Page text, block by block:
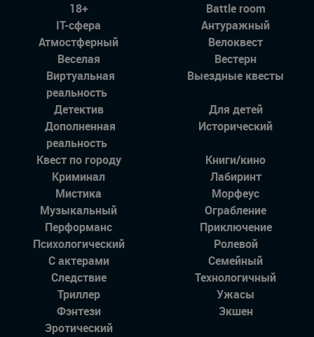
18+
Battle room
IT-сфера
Антуражный
Атмостферный
Велоквест
Веселая
Вестерн
Виртуальная
реальность
Выездные квесты
Детектив
Для детей
Дополненная
реальность
Исторический
Квест по городу
Книги/кино
Криминал
Лабиринт
Мистика
Морфеус
Музыкальный
Ограбление
Перформанс
Приключение
Психологический
Ролевой
С актерами
Семейный
Следствие
Технологичный
Триллер
Ужасы
Фэнтези
Экшен
Эротический